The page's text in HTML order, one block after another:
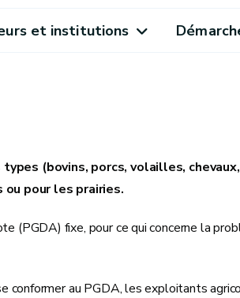
et institutions
(bovins, porcs, volailles,
pour les prairies.
(PGDA) fixe, pour ce qui concerne la
conformer au PGDA, les exploitants